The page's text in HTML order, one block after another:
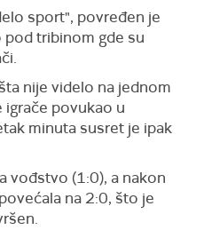
sport", povređen je
pod tribinom gde su
nije videlo na jednom
igrače povukao u
minuta susret je ipak
vođstvo (1:0), a nakon
na 2:0, što je